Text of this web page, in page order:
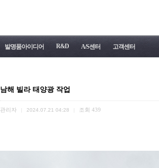
발명품아이디어 R&D A/S센터 고객센터
남해 빌라 태양광 작업
관리자 2024.07.21 04:28 조회 439